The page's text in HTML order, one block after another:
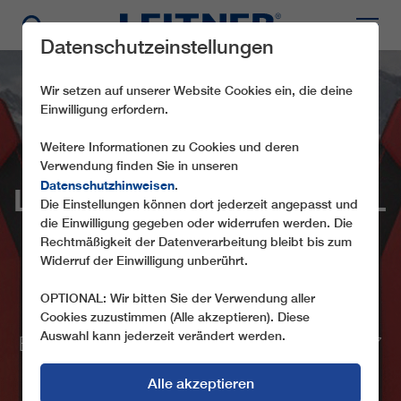
FLECKALMBAHN VON
LEITNER IN KITZBÜHEL
ALS HIGHLIGHT DER
WINTERSAISON
WELTNEUHEIT MIT BEHEIZTER
RÜCKENLEHEN DER SESSEL SOWIE
ERSTE SEILBAHN IN ÖSTERREICH MIT 7
M/S
Datenschutzeinstellungen
Wir setzen auf unserer Website Cookies ein, die deine
Einwilligung erfordern.
Weitere Informationen zu Cookies und deren
Verwendung finden Sie in unseren
Datenschutzhinweisen.
Die Einstellungen können dort jederzeit angepasst und
die Einwilligung gegeben oder widerrufen werden. Die
Rechtmäßigkeit der Datenverarbeitung bleibt bis zum
Widerruf der Einwilligung unberührt.
OPTIONAL: Wir bitten Sie der Verwendung aller
Cookies zuzustimmen (Alle akzeptieren). Diese
Auswahl kann jederzeit verändert werden.
Alle akzeptieren